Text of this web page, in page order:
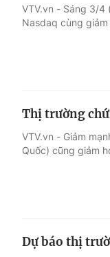
VTV.vn - Sáng 3/4
Nasdaq cùng
Thị trường
VTV.vn - Giảm
Quốc) cũng giảm
Dự báo thị